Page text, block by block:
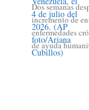
Dos semanas
incremento de
enfermedades
de ayuda